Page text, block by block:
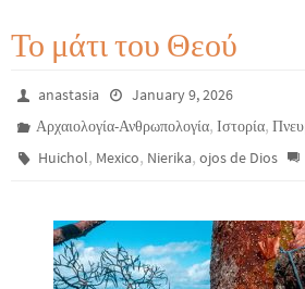
Το μάτι του Θεού
anastasia
January 9, 2026
Αρχαιολογία-Ανθρωπολογία,Ιστορία,
Huichol, Mexico, Nierika,ojos de Dios